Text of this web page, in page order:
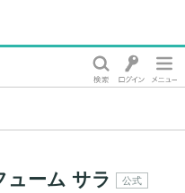
ューム サラ 公式